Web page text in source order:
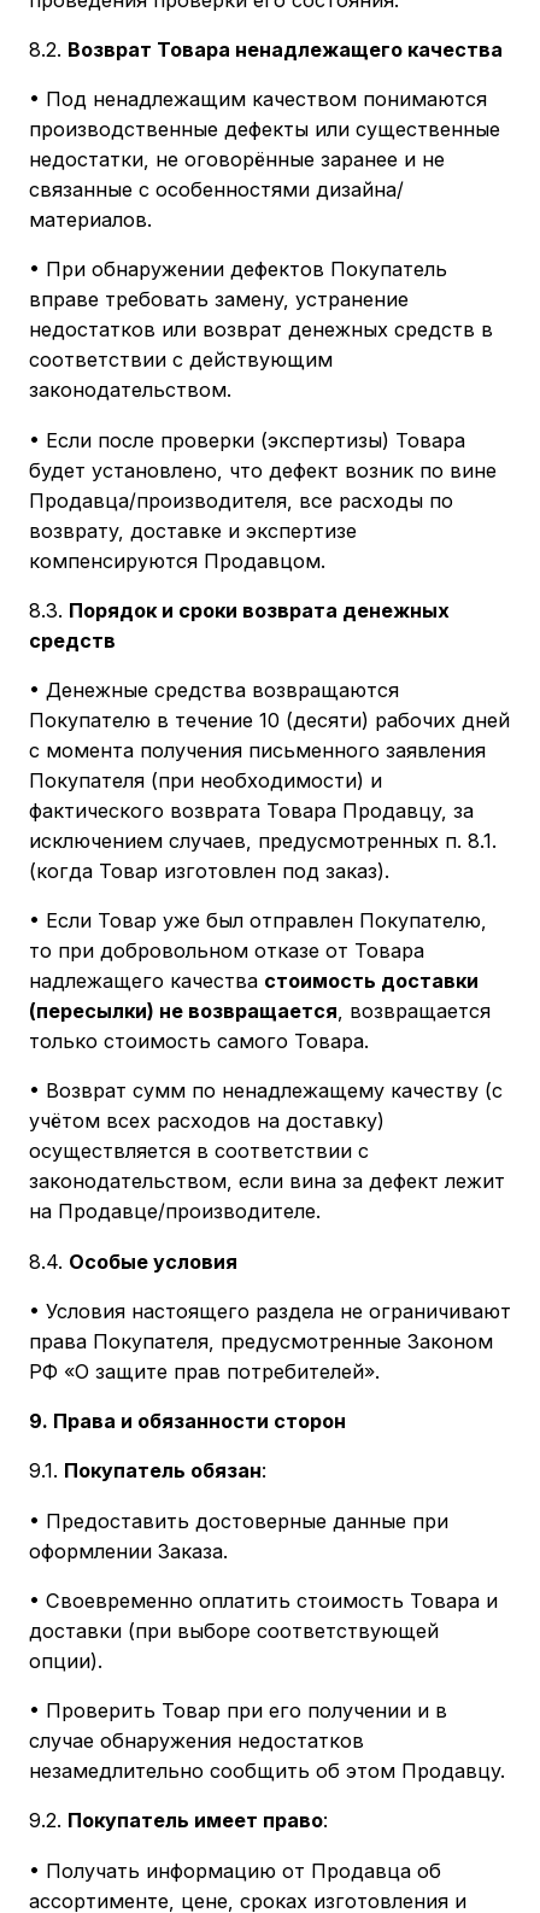
8.2. Возврат Товара ненадлежащего качества
• Под ненадлежащим качеством понимаются
производственные дефекты или существенные
недостатки, не оговорённые заранее и не
связанные с особенностями дизайна/
материалов.
• При обнаружении дефектов Покупатель
вправе требовать замену, устранение
недостатков или возврат денежных средств в
соответствии с действующим
законодательством.
• Если после проверки (экспертизы) Товара
будет установлено, что дефект возник по вине
Продавца/производителя, все расходы по
возврату, доставке и экспертизе
компенсируются Продавцом.
8.3. Порядок и сроки возврата денежных
средств
• Денежные средства возвращаются
Покупателю в течение 10 (десяти) рабочих дней
с момента получения письменного заявления
Покупателя (при необходимости) и
фактического возврата Товара Продавцу, за
исключением случаев, предусмотренных п. 8.1.
(когда Товар изготовлен под заказ).
• Если Товар уже был отправлен Покупателю,
то при добровольном отказе от Товара
надлежащего качества стоимость доставки
(пересылки) не возвращается, возвращается
только стоимость самого Товара.
• Возврат сумм по ненадлежащему качеству (с
учётом всех расходов на доставку)
осуществляется в соответствии с
законодательством, если вина за дефект лежит
на Продавце/производителе.
8.4. Особые условия
• Условия настоящего раздела не ограничивают
права Покупателя, предусмотренные Законом
РФ «О защите прав потребителей».
9. Права и обязанности сторон
9.1. Покупатель обязан:
• Предоставить достоверные данные при
оформлении Заказа.
• Своевременно оплатить стоимость Товара и
доставки (при выборе соответствующей
опции).
• Проверить Товар при его получении и в
случае обнаружения недостатков
незамедлительно сообщить об этом Продавцу.
9.2. Покупатель имеет право:
• Получать информацию от Продавца об
ассортименте, цене, сроках изготовления и